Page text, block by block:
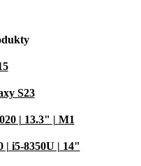
S23
| 13.3" | M1
| i5-8350U | 14"